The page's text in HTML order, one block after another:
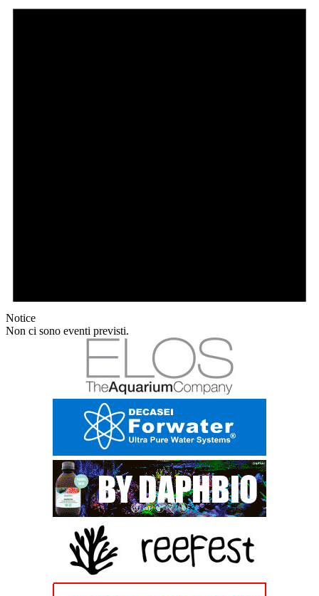
Notice
Non ci sono eventi previsti.